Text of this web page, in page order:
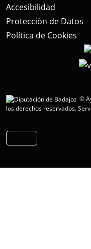
Accesibilidad
Protección de Datos
Política de Cookies
©
los derechos reservados.